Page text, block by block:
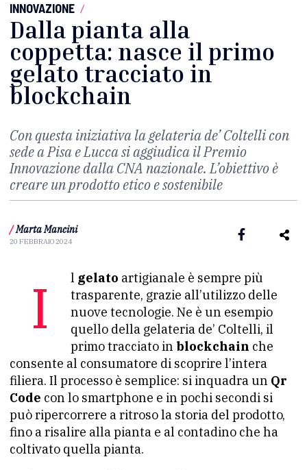
INNOVAZIONE /
Dalla pianta alla
coppetta: nasce il primo
gelato tracciato in
blockchain
Con questa iniziativa la gelateria de’ Coltelli con
sede a Pisa e Lucca si aggiudica il Premio
Innovazione dalla CNA nazionale. L’obiettivo è
creare un prodotto etico e sostenibile
/ Marta Mancini
20 FEBBRAIO 2024
Il gelato artigianale è sempre più
trasparente, grazie all’utilizzo delle
nuove tecnologie. Ne è un esempio
quello della gelateria de’ Coltelli, il
primo tracciato in blockchain che
consente al consumatore di scoprire l’intera
filiera. Il processo è semplice: si inquadra un Qr
Code con lo smartphone e in pochi secondi si
può ripercorrere a ritroso la storia del prodotto,
fino a risalire alla pianta e al contadino che ha
coltivato quella pianta.